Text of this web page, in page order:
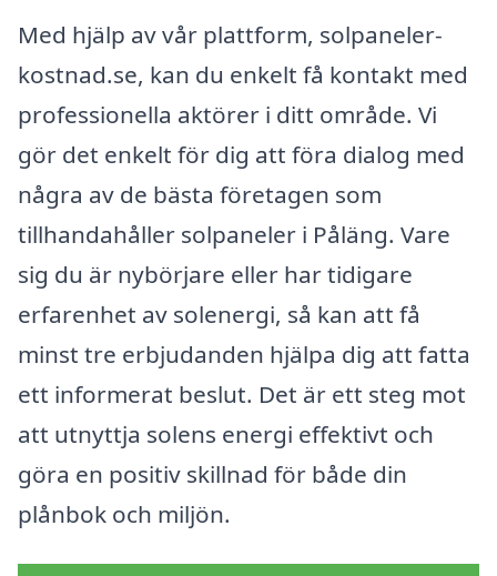
Med hjälp av vår plattform, solpaneler-
kostnad.se, kan du enkelt få kontakt med
professionella aktörer i ditt område. Vi
gör det enkelt för dig att föra dialog med
några av de bästa företagen som
tillhandahåller solpaneler i Påläng. Vare
sig du är nybörjare eller har tidigare
erfarenhet av solenergi, så kan att få
minst tre erbjudanden hjälpa dig att fatta
ett informerat beslut. Det är ett steg mot
att utnyttja solens energi effektivt och
göra en positiv skillnad för både din
plånbok och miljön.